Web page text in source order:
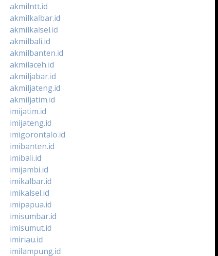
akmilntt.id
akmilkalbar.id
akmilkalsel.id
akmilbali.id
akmilbanten.id
akmilaceh.id
akmiljabar.id
akmiljateng.id
akmiljatim.id
imijatim.id
imijateng.id
imigorontalo.id
imibanten.id
imibali.id
imijambi.id
imikalbar.id
imikalsel.id
imipapua.id
imisumbar.id
imisumut.id
imiriau.id
imilampung.id